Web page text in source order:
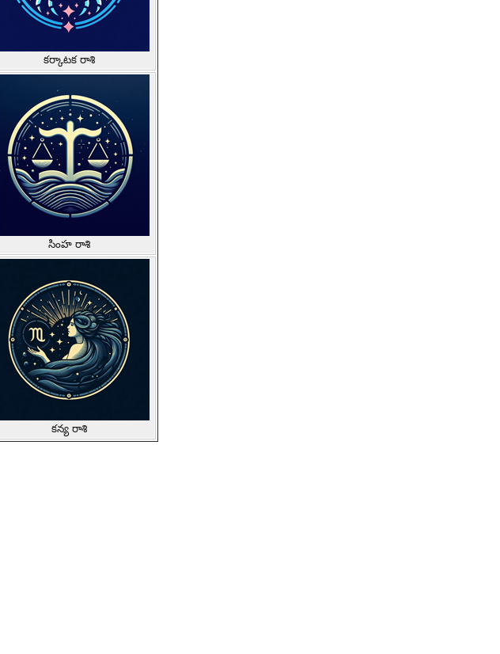
కర్కాటక రాశి
సింహ రాశి
కన్య రాశి